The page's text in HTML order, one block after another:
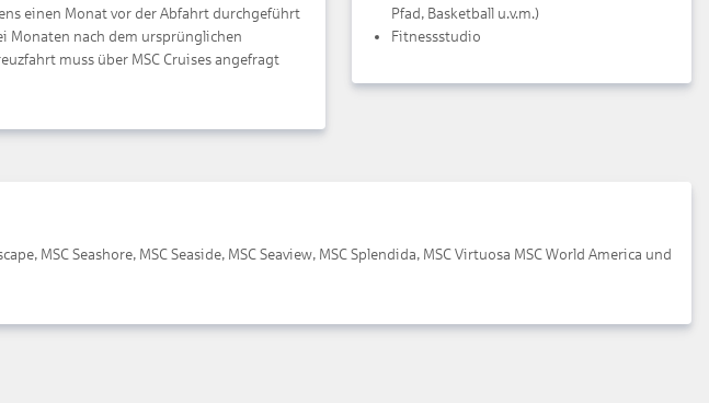
einen Monat vor der Abfahrt durchgeführt
Monaten nach dem ursprünglichen
muss über MSC Cruises angefragt
Pfad, Basketball u.v.m.)
Fitnessstudio
MSC Seashore, MSC Seaside, MSC Seaview, MSC Splendida, MSC Virtuosa MSC World America und